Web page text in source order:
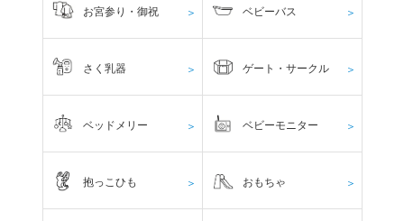
お宮参り・御祝 ＞ ベビーバス ＞
さく乳器 ＞ ゲート・サークル ＞
ベッドメリー ＞ ベビーモニター ＞
抱っこひも ＞ おもちゃ ＞